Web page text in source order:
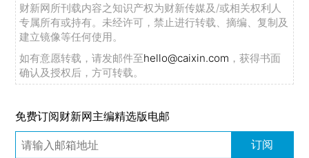
财新网所刊载内容之知识产权为财新传媒及/或相关权利人
专属所有或持有。未经许可，禁止进行转载、摘编、复制及
建立镜像等任何使用。
如有意愿转载，请发邮件至hello@caixin.com ，获得书面
确认及授权后，方可转载。
免费订阅财新网主编精选版电邮
订阅